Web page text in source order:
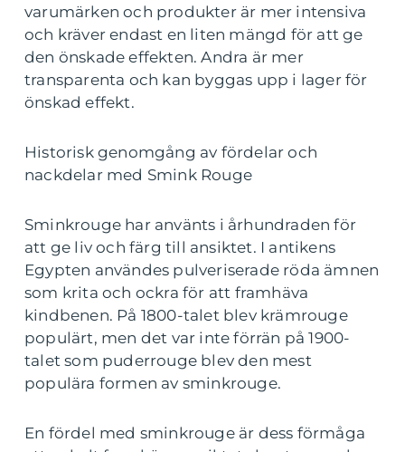
varumärken och produkter är mer intensiva
och kräver endast en liten mängd för att ge
den önskade effekten. Andra är mer
transparenta och kan byggas upp i lager för
önskad effekt.
Historisk genomgång av fördelar och
nackdelar med Smink Rouge
Sminkrouge har använts i århundraden för
att ge liv och färg till ansiktet. I antikens
Egypten användes pulveriserade röda ämnen
som krita och ockra för att framhäva
kindbenen. På 1800-talet blev krämrouge
populärt, men det var inte förrän på 1900-
talet som puderrouge blev den mest
populära formen av sminkrouge.
En fördel med sminkrouge är dess förmåga